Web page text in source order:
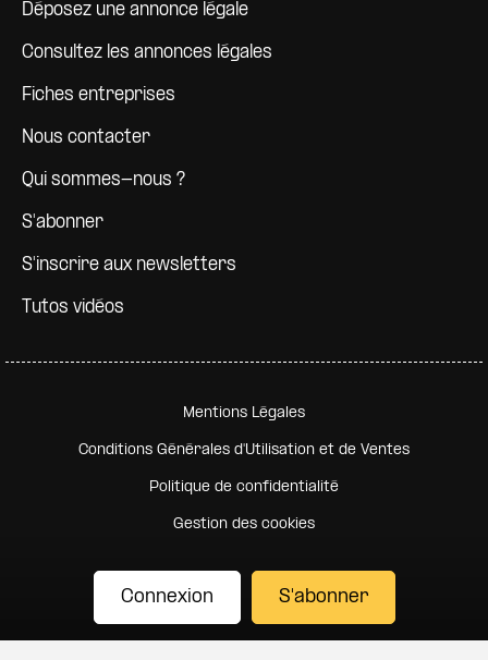
Connexion S'abonner
Déposez une annonce légale
Consultez les annonces légales
Fiches entreprises
Nous contacter
Qui sommes-nous ?
S'abonner
S'inscrire aux newsletters
Tutos vidéos
Pied de page secondaire
Mentions Légales
Conditions Générales d'Utilisation et de Ventes
Politique de confidentialité
Gestion des cookies